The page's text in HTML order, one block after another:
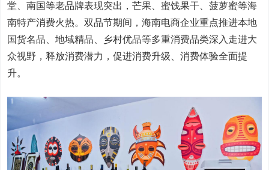
堂、南国等老品牌表现突出，芒果、蜜饯果干、菠萝蜜等海
南特产消费火热。双品节期间，海南电商企业重点推进本地
国货名品、地域精品、乡村优品等多重消费品类深入走进大
众视野，释放消费潜力，促进消费升级、消费体验全面提
升。